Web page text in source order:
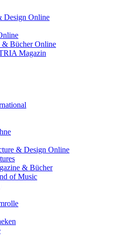
Design Online
& Bücher Online
Magazin
& Design Online
& Bücher
of Music